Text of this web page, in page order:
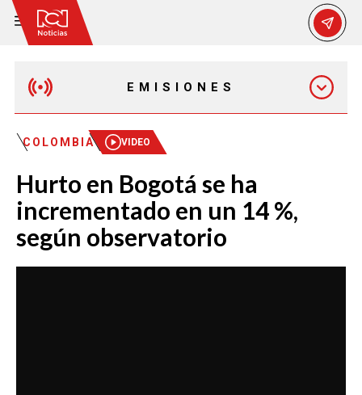
EMISIONES
EMISIÓN 12:30 PM
EMISIÓN 7:00 PM
COLOMBIA VIDEO
Hurto en Bogotá se ha
incrementado en un 14 %,
según observatorio